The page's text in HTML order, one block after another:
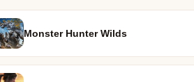
Monster Hunter Wilds